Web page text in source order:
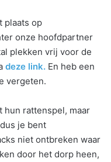
plaats op
onze hoofdpartner
plekken vrij voor de
deze link. En heb een
vergeten.
hun rattenspel, maar
je bent
niet ontbreken waar
door het dorp heen,